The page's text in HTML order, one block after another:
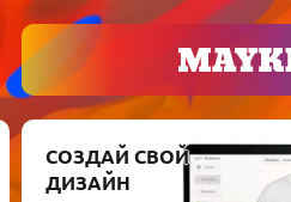
СОЗДАЙ СВОЙ
ДИЗАЙН